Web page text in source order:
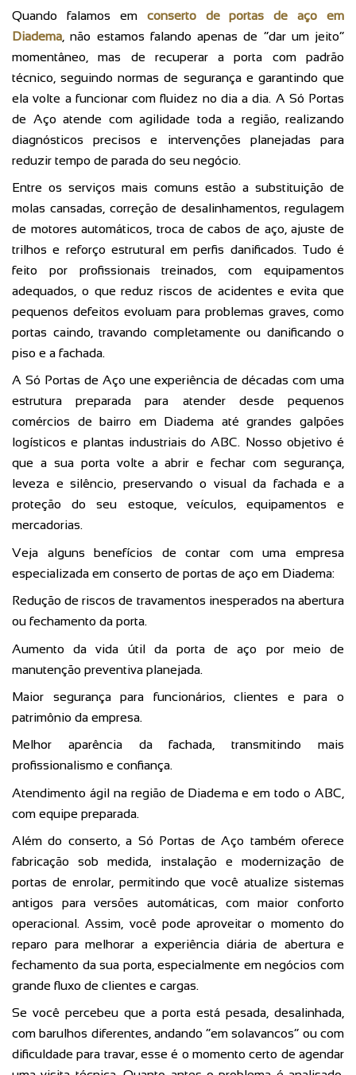
Quando falamos em conserto de portas de aço em
Diadema , não estamos falando apenas de “dar um jeito”
momentâneo, mas de recuperar a porta com padrão
técnico, seguindo normas de segurança e garantindo que
ela volte a funcionar com fluidez no dia a dia. A Só Portas
de Aço atende com agilidade toda a região, realizando
diagnósticos precisos e intervenções planejadas para
reduzir tempo de parada do seu negócio.
Entre os serviços mais comuns estão a substituição de
molas cansadas, correção de desalinhamentos, regulagem
de motores automáticos, troca de cabos de aço, ajuste de
trilhos e reforço estrutural em perfis danificados. Tudo é
feito por profissionais treinados, com equipamentos
adequados, o que reduz riscos de acidentes e evita que
pequenos defeitos evoluam para problemas graves, como
portas caindo, travando completamente ou danificando o
piso e a fachada.
A Só Portas de Aço une experiência de décadas com uma
estrutura preparada para atender desde pequenos
comércios de bairro em Diadema até grandes galpões
logísticos e plantas industriais do ABC. Nosso objetivo é
que a sua porta volte a abrir e fechar com segurança,
leveza e silêncio, preservando o visual da fachada e a
proteção do seu estoque, veículos, equipamentos e
mercadorias.
Veja alguns benefícios de contar com uma empresa
especializada em conserto de portas de aço em Diadema:
Redução de riscos de travamentos inesperados na abertura
ou fechamento da porta.
Aumento da vida útil da porta de aço por meio de
manutenção preventiva planejada.
Maior segurança para funcionários, clientes e para o
patrimônio da empresa.
Melhor aparência da fachada, transmitindo mais
profissionalismo e confiança.
Atendimento ágil na região de Diadema e em todo o ABC,
com equipe preparada.
Além do conserto, a Só Portas de Aço também oferece
fabricação sob medida, instalação e modernização de
portas de enrolar, permitindo que você atualize sistemas
antigos para versões automáticas, com maior conforto
operacional. Assim, você pode aproveitar o momento do
reparo para melhorar a experiência diária de abertura e
fechamento da sua porta, especialmente em negócios com
grande fluxo de clientes e cargas.
Se você percebeu que a porta está pesada, desalinhada,
com barulhos diferentes, andando “em solavancos” ou com
dificuldade para travar, esse é o momento certo de agendar